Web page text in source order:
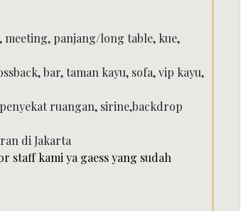
meeting, panjang/long table, kue,
bar, taman kayu, sofa, vip kayu,
ruangan, sirine,backdrop
staff kami ya gaess yang sudah